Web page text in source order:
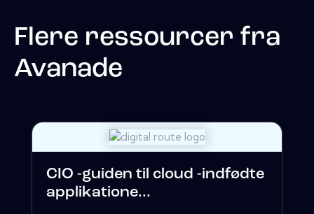
Flere ressourcer fra
Avanade
CIO -guiden til cloud -indfødte
applikatione...